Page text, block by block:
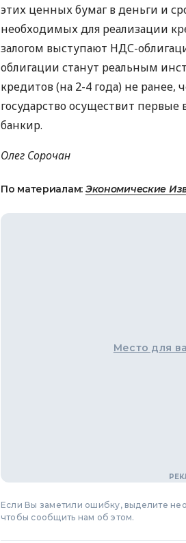
этих ценных бумаг в деньги и
необходимых для реализации
залогом выступают НДС-
облигации станут реальным
кредитов (на 2-4 года) не ранее,
государство осуществит
банкир.
Олег Сорочан
По материалам: Экономические
Место для
Если Вы заметили ошибку, выделите
чтобы сообщить нам об этом.